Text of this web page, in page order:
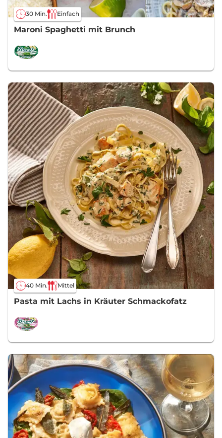
30 Min. Einfach
Maroni Spaghetti mit Brunch
40 Min. Mittel
Pasta mit Lachs in Kräuter Schmackofatz